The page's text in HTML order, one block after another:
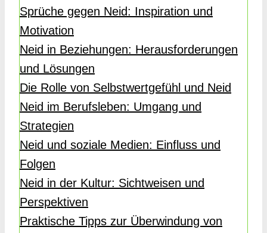
Sprüche gegen Neid: Inspiration und
Motivation
Neid in Beziehungen: Herausforderungen
und Lösungen
Die Rolle von Selbstwertgefühl und Neid
Neid im Berufsleben: Umgang und
Strategien
Neid und soziale Medien: Einfluss und
Folgen
Neid in der Kultur: Sichtweisen und
Perspektiven
Praktische Tipps zur Überwindung von